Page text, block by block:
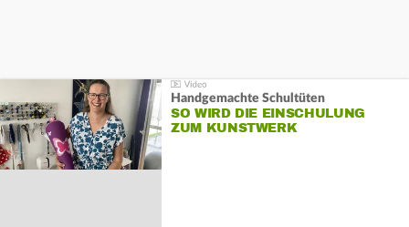
Handgemachte Schultüten
SO WIRD DIE EINSCHULUNG
ZUM KUNSTWERK